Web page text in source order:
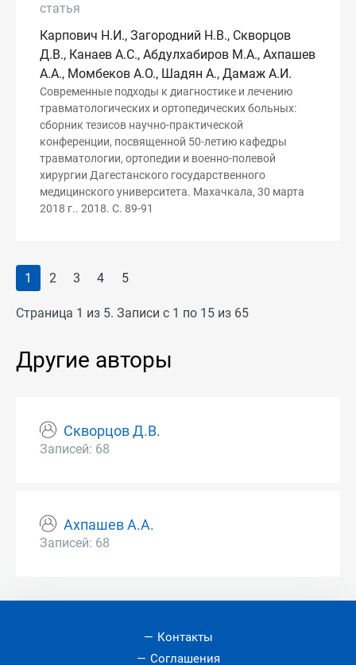
статья
Карпович Н.И., Загородний Н.В., Скворцов
Д.В., Канаев А.С., Абдулхабиров М.А., Ахпашев
А.А., Момбеков А.О., Шадян А., Дамаж А.И.
Современные подходы к диагностике и лечению
травматологических и ортопедических больных:
сборник тезисов научно-практической
конференции, посвященной 50-летию кафедры
травматологии, ортопедии и военно-полевой
хирургии Дагестанского государственного
медицинского университета. Махачкала, 30 марта
2018 г.. 2018. С. 89-91
1 2 3 4 5
Страница 1 из 5. Записи с 1 по 15 из 65
Другие авторы
Скворцов Д.В.
Записей: 68
Ахпашев А.А.
Записей: 68
Контакты
Соглашения